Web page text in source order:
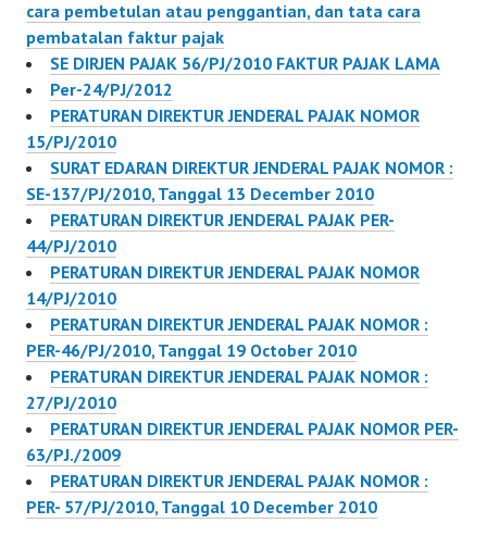
cara pembetulan atau penggantian, dan tata cara
pembatalan faktur pajak
SE DIRJEN PAJAK 56/PJ/2010 FAKTUR PAJAK LAMA
Per-24/PJ/2012
PERATURAN DIREKTUR JENDERAL PAJAK NOMOR
15/PJ/2010
SURAT EDARAN DIREKTUR JENDERAL PAJAK NOMOR :
SE-137/PJ/2010, Tanggal 13 December 2010
PERATURAN DIREKTUR JENDERAL PAJAK PER-
44/PJ/2010
PERATURAN DIREKTUR JENDERAL PAJAK NOMOR
14/PJ/2010
PERATURAN DIREKTUR JENDERAL PAJAK NOMOR :
PER-46/PJ/2010, Tanggal 19 October 2010
PERATURAN DIREKTUR JENDERAL PAJAK NOMOR :
27/PJ/2010
PERATURAN DIREKTUR JENDERAL PAJAK NOMOR PER-
63/PJ./2009
PERATURAN DIREKTUR JENDERAL PAJAK NOMOR :
PER- 57/PJ/2010, Tanggal 10 December 2010